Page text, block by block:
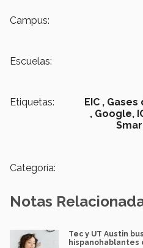
Campus:
Escuelas:
Etiquetas: EIC , Gases
, Google,
Categoría:
Notas
Tec y UT Austin
hispanohablantes